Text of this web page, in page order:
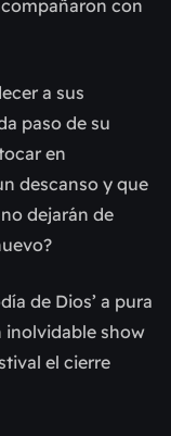
con
a sus
paso de su
en
descanso y que
dejarán de
de Dios’ a pura
inolvidable show
el cierre